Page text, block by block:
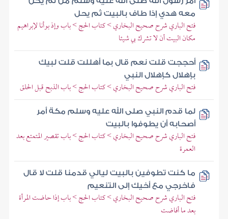
معه هدي إذا طاف بالبيت ثم يحل
فتح الباري شرح صحيح البخاري > كتاب الحج > باب وإذ بوأنا لإبراهيم
مكان البيت أن لا تشرك بي شيئا
أحججت قلت نعم قال بما أهللت قلت لبيك
بإهلال كإهلال النبي
فتح الباري شرح صحيح البخاري > كتاب الحج > باب الذبح قبل الحلق
لما قدم النبي صلى الله عليه وسلم مكة أمر
أصحابه أن يطوفوا بالبيت
فتح الباري شرح صحيح البخاري > كتاب الحج > باب تقصير المتمتع بعد
العمرة
ما كنت تطوفين بالبيت ليالي قدمنا قلت لا قال
فاخرجي مع أخيك إلى التنعيم
فتح الباري شرح صحيح البخاري > كتاب الحج > باب إذا حاضت المرأة
بعد ما أفاضت